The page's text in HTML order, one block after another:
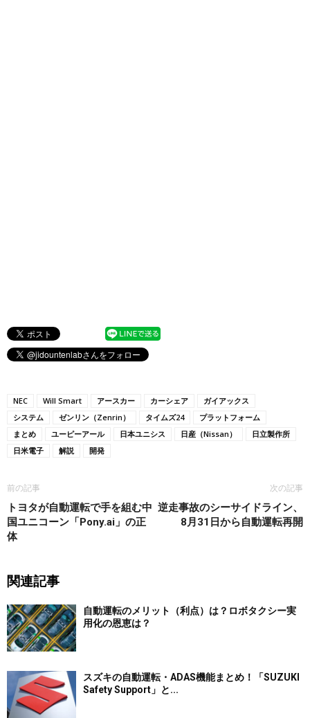
NEC Will Smart アースカー カーシェア
ガイアックス
システム
ゼンリン（Zenrin） タイムズ24
プラットフォーム
まとめ
ユーピーアール 日本ユニシス 日産（Nissan）
日立製作所
日米電子
解説 開発
前の記事
トヨタが自動運転で手を組む中
国ユニコーン「Pony.ai」の正
体
次の記事
逆走事故のシーサイドライン、
8月31日から自動運転再開
関連記事
自動運転のメリット（利点）は？ロボタクシー実
用化の恩恵は？
スズキの自動運転・ADAS機能まとめ！「SUZUKI
Safety Support」と...